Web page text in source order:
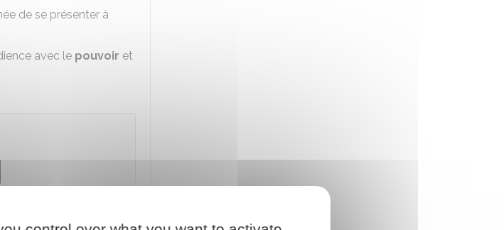
de se présenter à
avec le pouvoir et